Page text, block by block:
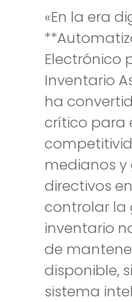
«En la era
Electrónico
Inventario
ha
crítico para
medianos y
directivos
controlar la
inventario
de
disponible,
sistema